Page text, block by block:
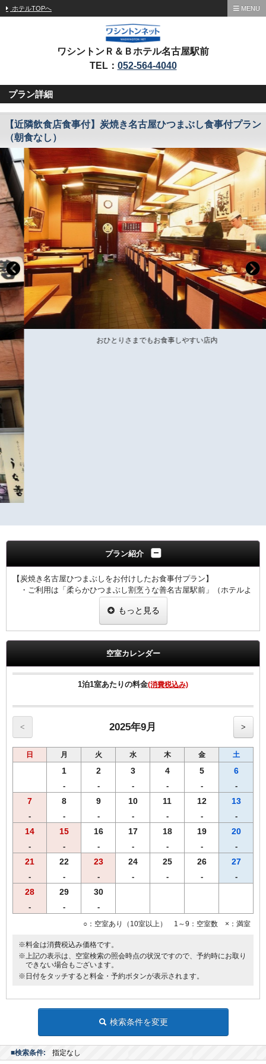
ホテルTOPへ MENU
ワシントンＲ＆Ｂホテル名古屋駅前
TEL： 052-564-4040
プラン詳細
【近隣飲食店食事付】炭焼き名古屋ひつまぶし食事付プラン
（朝食なし）
おひとりさまでもお食事しやすい店内
プラン紹介
【炭焼き名古屋ひつまぶしをお付けしたお食事付プラン】
・ご利用は「柔らかひつまぶし割烹うな善名古屋駅前」（ホテルよ
炭焼き名古屋ひつまぶし・小鉢・ドリンク1杯付！（生ビール・日本
酒・烏龍茶・ソフトドリンクのいずれか）
・他券との併用不可。現金との引き換えもできかねます。
・有効期間中に利用されなかった場合の返金はできかねます。
チェックイン日の夕食時～チェックアウト日の昼・夕食時にご利
・コロナウイルスなどの影響で急きょ営業時間が変更になる場合も
ございます。
また、うなぎの調理上、提供までにお時間を要することがござい
ます。
・ウェルカムドリンクとしてワシントンR&Bオリジナル挽きたてコ
ーヒーをご用意！
・全室インターネット回線接続可能（Wi-Fi・有線LAN）
もっと見る
空室カレンダー
1泊1室あたりの料金(消費税込み)
< 2025年9月 >
日 月 火 水 木 金 土
1
-
2
-
3
-
4
-
5
-
6
-
7
-
8
-
9
-
10
-
11
-
12
-
13
-
14
-
15
-
16
-
17
-
18
-
19
-
20
-
21
-
22
-
23
-
24
-
25
-
26
-
27
-
28
-
29
-
30
-
○：空室あり（10室以上） 1～9：空室数 ×：満室
※料金は消費税込み価格です。
※上記の表示は、空室検索の照会時点の状況ですので、予約時にお取り
できない場合もございます。
※日付をタッチすると料金・予約ボタンが表示されます。
検索条件を変更
■検索条件: 指定なし